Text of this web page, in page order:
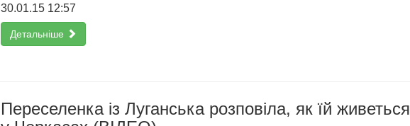
30.01.15 12:57
Детальніше
Переселенка із Луганська розповіла, як їй живеться